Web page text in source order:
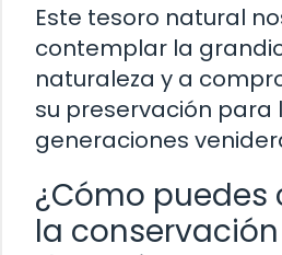
Este tesoro natural
contemplar la
naturaleza y a
su preservación para
generaciones
¿Cómo puedes
la